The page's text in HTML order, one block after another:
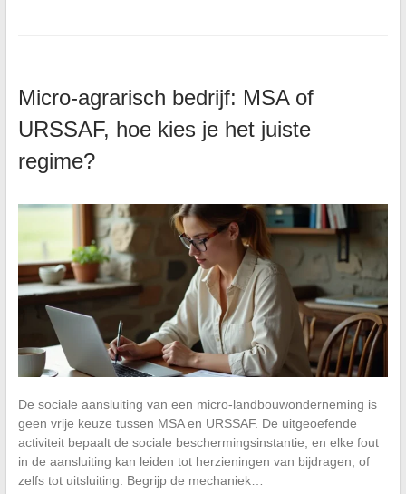
Micro-agrarisch bedrijf: MSA of
URSSAF, hoe kies je het juiste
regime?
De sociale aansluiting van een micro-landbouwonderneming is
geen vrije keuze tussen MSA en URSSAF. De uitgeoefende
activiteit bepaalt de sociale beschermingsinstantie, en elke fout
in de aansluiting kan leiden tot herzieningen van bijdragen, of
zelfs tot uitsluiting. Begrijp de mechaniek…